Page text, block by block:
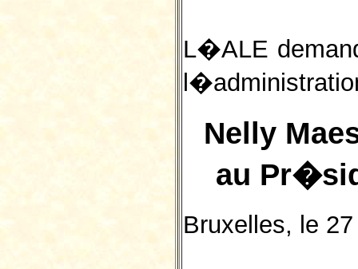
L�ALE
Nelly
au
Bruxelles, le